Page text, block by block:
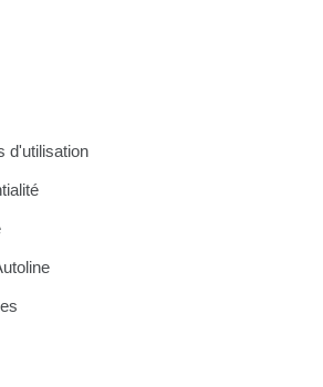
d'utilisation